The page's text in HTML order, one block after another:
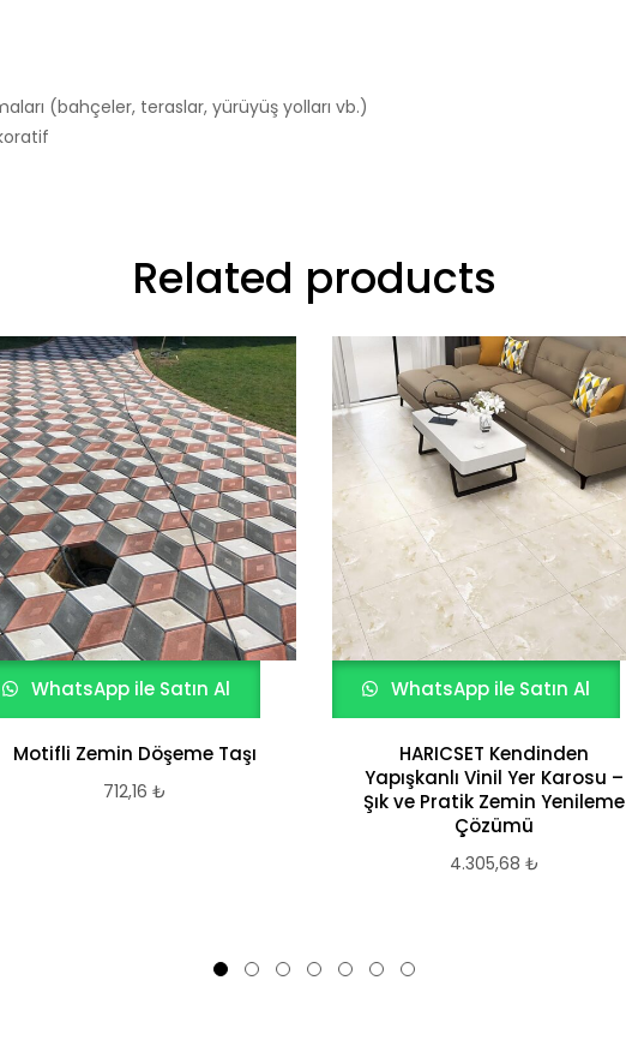
(bahçeler, teraslar, yürüyüş yolları vb.)
Related products
WhatsApp ile Satın Al
Motifli Zemin Döşeme Taşı
712,16 ₺
WhatsApp ile Satın Al
HARICSET Kendinden
Yapışkanlı Vinil Yer Karosu –
Şık ve Pratik Zemin Yenileme
Çözümü
4.305,68 ₺